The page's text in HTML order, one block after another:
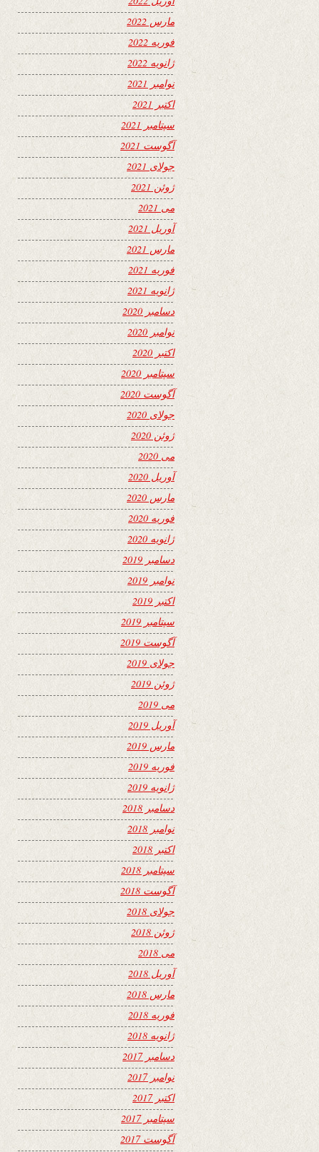
مارس 2022
فوریه 2022
ژانویه 2022
نوامبر 2021
اکتبر 2021
سپتامبر 2021
آگوست 2021
جولای 2021
ژوئن 2021
می 2021
آوریل 2021
مارس 2021
فوریه 2021
ژانویه 2021
دسامبر 2020
نوامبر 2020
اکتبر 2020
سپتامبر 2020
آگوست 2020
جولای 2020
ژوئن 2020
می 2020
آوریل 2020
مارس 2020
فوریه 2020
ژانویه 2020
دسامبر 2019
نوامبر 2019
اکتبر 2019
سپتامبر 2019
آگوست 2019
جولای 2019
ژوئن 2019
می 2019
آوریل 2019
مارس 2019
فوریه 2019
ژانویه 2019
دسامبر 2018
نوامبر 2018
اکتبر 2018
سپتامبر 2018
آگوست 2018
جولای 2018
ژوئن 2018
می 2018
آوریل 2018
مارس 2018
فوریه 2018
ژانویه 2018
دسامبر 2017
نوامبر 2017
اکتبر 2017
سپتامبر 2017
آگوست 2017